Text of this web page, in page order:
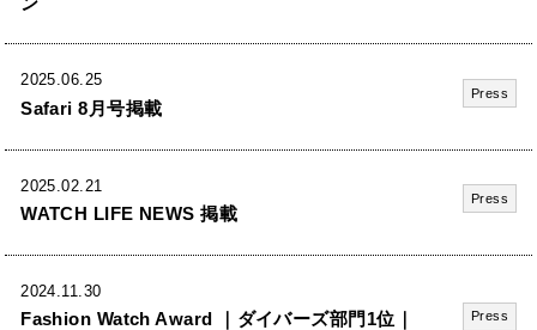
2025.06.25
Safari 8月号掲載
Press
2025.02.21
WATCH LIFE NEWS 掲載
Press
2024.11.30
Fashion Watch Award ｜ダイバーズ部門1位｜
Press